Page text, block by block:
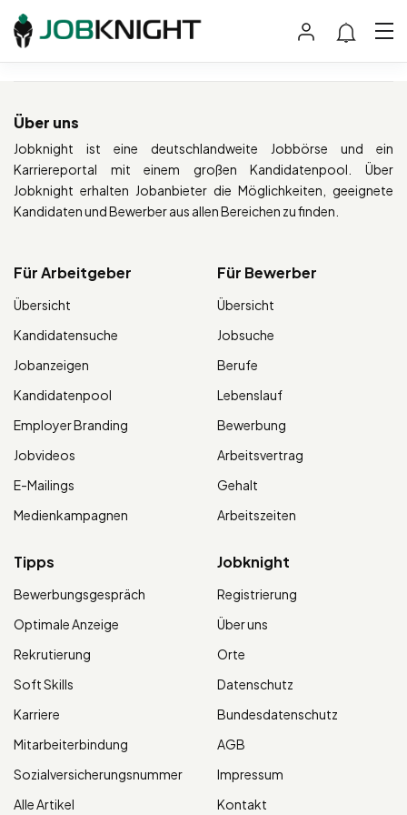
Über uns
Jobknight ist eine deutschlandweite Jobbörse und ein
Karriereportal mit einem großen Kandidatenpool. Über
Jobknight erhalten Jobanbieter die Möglichkeiten, geeignete
Kandidaten und Bewerber aus allen Bereichen zu finden.
Für Arbeitgeber
Übersicht
Kandidatensuche
Jobanzeigen
Kandidatenpool
Employer Branding
Jobvideos
E-Mailings
Medienkampagnen
Für Bewerber
Übersicht
Jobsuche
Berufe
Lebenslauf
Bewerbung
Arbeitsvertrag
Gehalt
Arbeitszeiten
Tipps
Bewerbungsgespräch
Optimale Anzeige
Rekrutierung
Soft Skills
Karriere
Mitarbeiterbindung
Sozialversicherungsnummer
Alle Artikel
Jobknight
Registrierung
Über uns
Orte
Datenschutz
Bundesdatenschutz
AGB
Impressum
Kontakt